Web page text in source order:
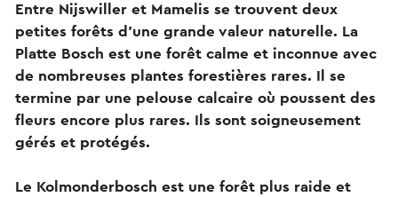
Entre Nijswiller et Mamelis se trouvent deux
petites forêts d'une grande valeur naturelle. La
Platte Bosch est une forêt calme et inconnue avec
de nombreuses plantes forestières rares. Il se
termine par une pelouse calcaire où poussent des
fleurs encore plus rares. Ils sont soigneusement
gérés et protégés.
Le Kolmonderbosch est une forêt plus raide et